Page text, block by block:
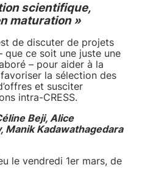
scientifique,
maturation »
de discuter de projets
que ce soit une juste une
– pour aider à la
la sélection des
et susciter
intra-CRESS.
Beji, Alice
Manik Kadawathagedara
le vendredi 1er mars, de